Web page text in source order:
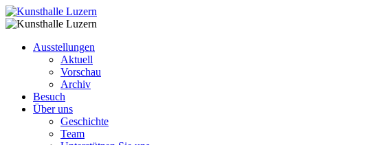
Ausstellungen
Aktuell
Vorschau
Archiv
Besuch
Über uns
Geschichte
Team